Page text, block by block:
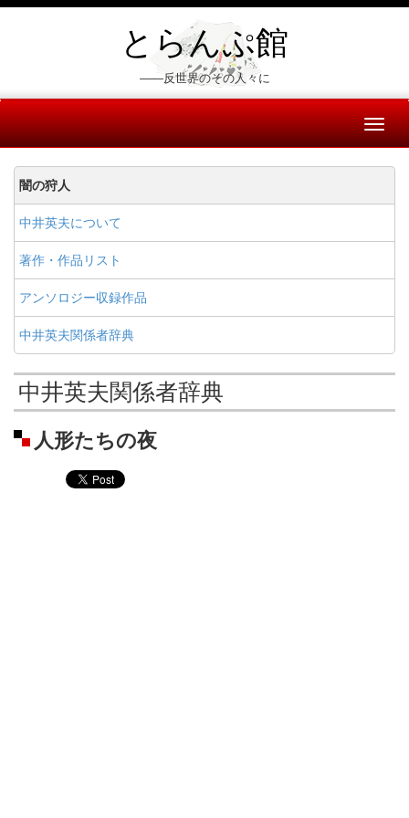
とらんぷ館
――反世界のその人々に
闇の狩人
中井英夫について
著作・作品リスト
アンソロジー収録作品
中井英夫関係者辞典
中井英夫関係者辞典
人形たちの夜